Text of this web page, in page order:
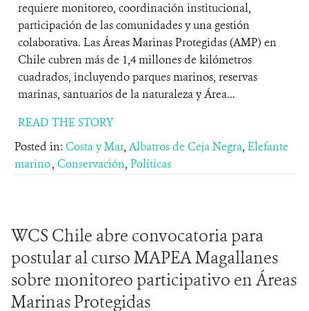
requiere monitoreo, coordinación institucional,
participación de las comunidades y una gestión
colaborativa. Las Áreas Marinas Protegidas (AMP) en
Chile cubren más de 1,4 millones de kilómetros
cuadrados, incluyendo parques marinos, reservas
marinas, santuarios de la naturaleza y Área...
READ THE STORY
Posted in: Costa y Mar, Albatros de Ceja Negra, Elefante
marino, Conservación, Políticas
WCS Chile abre convocatoria para
postular al curso MAPEA Magallanes
sobre monitoreo participativo en Áreas
Marinas Protegidas